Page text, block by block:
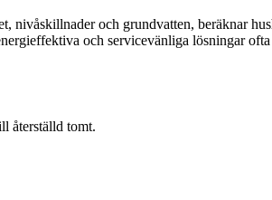
och grundvatten, beräknar
och servicevänliga lösningar
återställd tomt.